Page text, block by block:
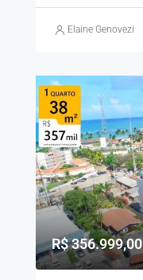
Elaine Genovezi
R$ 356.999,00